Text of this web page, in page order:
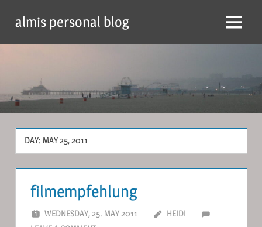
content
almis personal blog Menu
DAY: MAY 25, 2011
filmempfehlung
WEDNESDAY, 25. MAY 2011
HEIDI